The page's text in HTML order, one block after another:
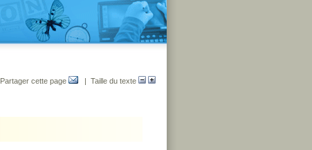
Partager cette page | Taille du texte